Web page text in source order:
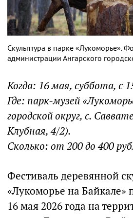
Скульптура в парке «Лукоморье».
администрации Ангарского
Когда: 16 мая, суббота, с
Где: парк-музей
городской округ, с.
Клубная, 4/2).
Сколько: от 200 до 400
Фестиваль деревянной
«Лукоморье на Байкале»
16 мая 2026 года на